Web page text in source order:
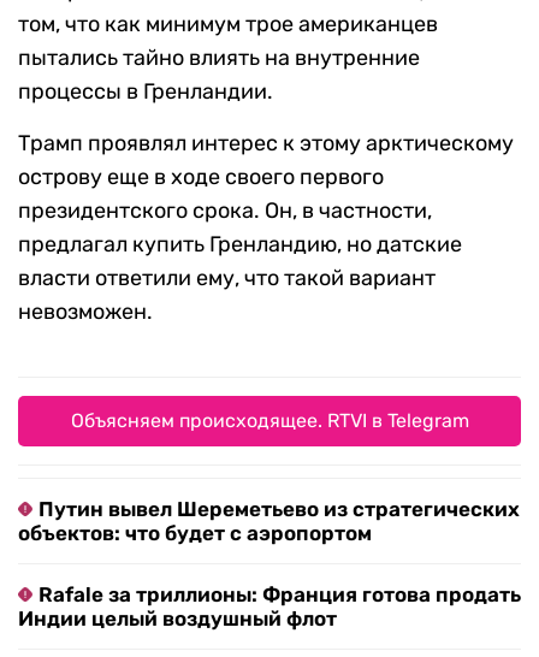
том, что как минимум трое американцев
пытались тайно влиять на внутренние
процессы в Гренландии.
Трамп проявлял интерес к этому арктическому
острову еще в ходе своего первого
президентского срока. Он, в частности,
предлагал купить Гренландию, но датские
власти ответили ему, что такой вариант
невозможен.
Объясняем происходящее. RTVI в Telegram
Путин вывел Шереметьево из стратегических
объектов: что будет с аэропортом
Rafale за триллионы: Франция готова продать
Индии целый воздушный флот